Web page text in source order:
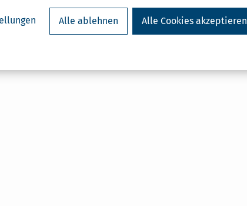
Alle ablehnen Alle Cookies akzeptieren